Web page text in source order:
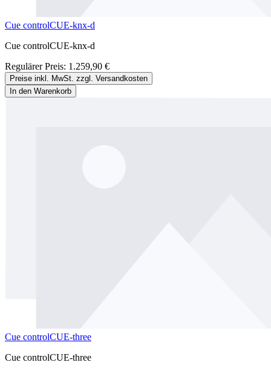
Cue controlCUE-knx-d
Cue controlCUE-knx-d
Regulärer Preis: 1.259,90 €
Preise inkl. MwSt. zzgl. Versandkosten
In den Warenkorb
Cue controlCUE-three
Cue controlCUE-three